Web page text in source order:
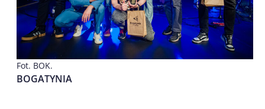
Fot. BOK.
BOGATYNIA